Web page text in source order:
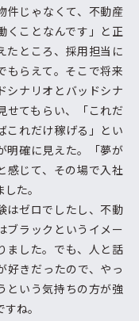
件じゃなくて、不動産
くことなんです」と正
たところ、採用担当に
もらえて。そこで将来
シナリオとバッドシナ
せてもらい、「これだ
これだけ稼げる」とい
明確に見えた。「夢が
感じて、その場で入社
た。
はゼロでしたし、不動
ブラックというイメー
ました。でも、人と話
好きだったので、やっ
という気持ちの方が強
ね。